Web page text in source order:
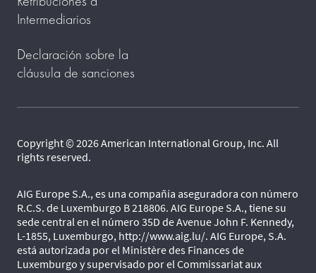
Intermediarios
Declaración sobre la
cláusula de sanciones
Copyright © 2026 American International Group, Inc. All
rights reserved.
AIG Europe S.A., es una compañía aseguradora con número
R.C.S. de Luxemburgo B 218806. AIG Europe S.A., tiene su
sede central en el número 35D de Avenue John F. Kennedy,
L-1855, Luxemburgo, http://www.aig.lu/. AIG Europe, S.A.
está autorizada por el Ministère des Finances de
Luxemburgo y supervisado por el Commissariat aux